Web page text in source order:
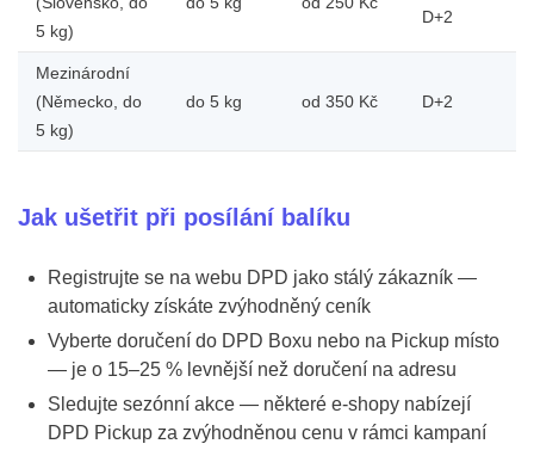
5 kg)
D+2
Mezinárodní
(Německo, do
5 kg)
do 5 kg od 350 Kč D+2
Jak ušetřit při posílání balíku
Registrujte se na webu DPD jako stálý zákazník —
automaticky získáte zvýhodněný ceník
Vyberte doručení do DPD Boxu nebo na Pickup místo
— je o 15–25 % levnější než doručení na adresu
Sledujte sezónní akce — některé e-shopy nabízejí
DPD Pickup za zvýhodněnou cenu v rámci kampaní